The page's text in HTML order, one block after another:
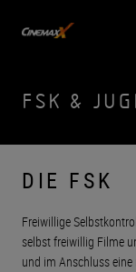
FSK &
DIE FSK
Freiwillige
selbst freiwillig Filme
und im Anschluss